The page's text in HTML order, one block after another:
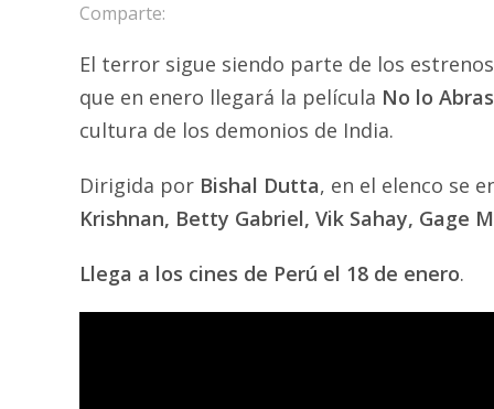
Comparte:
El terror sigue siendo parte de los
que en enero llegará la película No lo Abras
cultura de los demonios de India.
Dirigida por Bishal Dutta, en el elenco se
Krishnan, Betty Gabriel, Vik Sahay, Gage
Llega a los cines de Perú el 18 de enero.